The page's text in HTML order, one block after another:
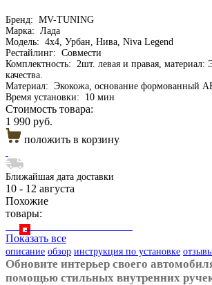
Бренд: MV-TUNING
Марка: Лада
Модель: 4х4, Урбан, Нива, Niva Legend
Рестайлинг: Совмести
Комплектность:
2шт. левая и правая, материал:
качества.
Материал: Экокожа, основание формованный
Время установки:
10 мин
Стоимость товара:
1 990 руб.
положить в корзину
Ближайшая дата доставки
10 - 12 августа
Похожие
товары:
Показать все
описание обзор инструкция по установке
Обновите интерьер своего
помощью стильных внутренних